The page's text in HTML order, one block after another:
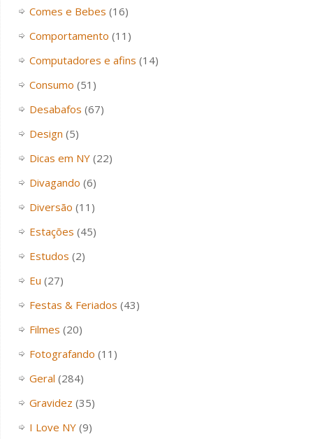
Comes e Bebes (16)
Comportamento (11)
Computadores e afins (14)
Consumo (51)
Desabafos (67)
Design (5)
Dicas em NY(22)
Divagando (6)
Diversão (11)
Estações (45)
Estudos (2)
Eu (27)
Festas & Feriados (43)
Filmes (20)
Fotografando (11)
Geral (284)
Gravidez (35)
I Love NY(9)